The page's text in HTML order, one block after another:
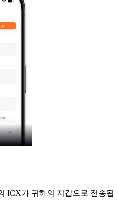
ICX가 귀하의 지갑으로 전송됩